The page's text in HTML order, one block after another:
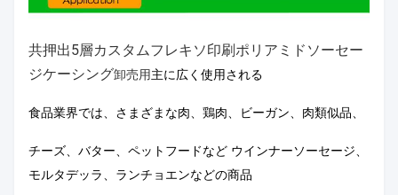
共押出5層カスタムフレキソ印刷ポリアミドソーセー
ジケーシング卸売用主に広く使用される
食品業界では、さまざまな肉、鶏肉、ビーガン、肉類似品、
チーズ、バター、ペットフードなど ウインナーソーセージ、
モルタデッラ、ランチョエンなどの商品